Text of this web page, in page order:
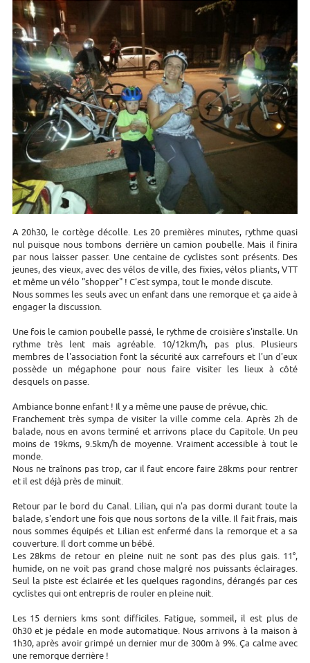
A 20h30, le cortège décolle. Les 20 premières minutes, rythme quasi
nul puisque nous tombons derrière un camion poubelle. Mais il finira
par nous laisser passer. Une centaine de cyclistes sont présents. Des
jeunes, des vieux, avec des vélos de ville, des fixies, vélos pliants, VTT
et même un vélo "shopper" ! C'est sympa, tout le monde discute.
Nous sommes les seuls avec un enfant dans une remorque et ça aide à
engager la discussion.
Une fois le camion poubelle passé, le rythme de croisière s'installe. Un
rythme très lent mais agréable. 10/12km/h, pas plus. Plusieurs
membres de l'association font la sécurité aux carrefours et l'un d'eux
possède un mégaphone pour nous faire visiter les lieux à côté
desquels on passe.
Ambiance bonne enfant ! Il y a même une pause de prévue, chic.
Franchement très sympa de visiter la ville comme cela. Après 2h de
balade, nous en avons terminé et arrivons place du Capitole. Un peu
moins de 19kms, 9.5km/h de moyenne. Vraiment accessible à tout le
monde.
Nous ne traînons pas trop, car il faut encore faire 28kms pour rentrer
et il est déjà près de minuit.
Retour par le bord du Canal. Lilian, qui n'a pas dormi durant toute la
balade, s'endort une fois que nous sortons de la ville. Il fait frais, mais
nous sommes équipés et Lilian est enfermé dans la remorque et a sa
couverture. Il dort comme un bébé.
Les 28kms de retour en pleine nuit ne sont pas des plus gais. 11°,
humide, on ne voit pas grand chose malgré nos puissants éclairages.
Seul la piste est éclairée et les quelques ragondins, dérangés par ces
cyclistes qui ont entrepris de rouler en pleine nuit.
Les 15 derniers kms sont difficiles. Fatigue, sommeil, il est plus de
0h30 et je pédale en mode automatique. Nous arrivons à la maison à
1h30, après avoir grimpé un dernier mur de 300m à 9%. Ça calme avec
une remorque derrière !